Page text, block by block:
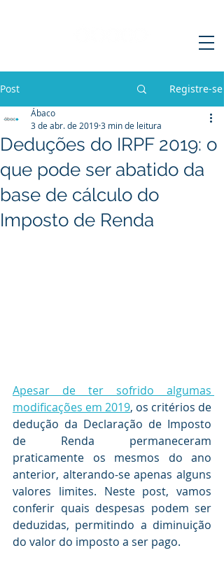
Post Registre-se
Deduções do IRPF 2019: o
que pode ser abatido da
base de cálculo do
Imposto de Renda
Ábaco
3 de abr. de 20193 min de leitura
Apesar de ter sofrido algumas
modificações em 2019, os critérios de
dedução da Declaração de Imposto
de Renda permaneceram
praticamente os mesmos do ano
anterior, alterando-se apenas alguns
valores limites. Neste post, vamos
conferir quais despesas podem ser
deduzidas, permitindo a diminuição
do valor do imposto a ser pago.